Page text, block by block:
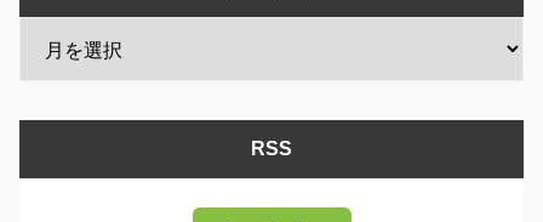
RSS